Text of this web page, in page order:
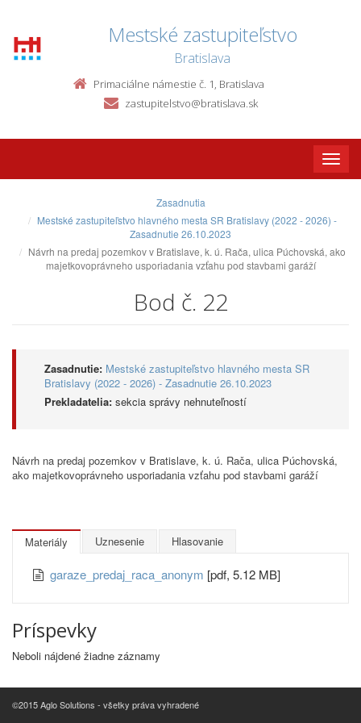
Mestské zastupiteľstvo
Bratislava
Primaciálne námestie č. 1, Bratislava
zastupitelstvo@bratislava.sk
Toggle
Zasadnutia
Mestské zastupiteľstvo hlavného mesta SR Bratislavy (2022 - 2026) -
Zasadnutie 26.10.2023
Návrh na predaj pozemkov v Bratislave, k. ú. Rača, ulica Púchovská, ako
majetkovoprávneho usporiadania vzťahu pod stavbami garáží
Bod č. 22
Zasadnutie: Mestské zastupiteľstvo hlavného mesta SR
Bratislavy (2022 - 2026) - Zasadnutie 26.10.2023
Prekladatelia: sekcia správy nehnuteľností
Návrh na predaj pozemkov v Bratislave, k. ú. Rača, ulica Púchovská,
ako majetkovoprávneho usporiadania vzťahu pod stavbami garáží
Materiály Uznesenie Hlasovanie
garaze_predaj_raca_anonym [pdf, 5.12 MB]
Príspevky
Neboli nájdené žiadne záznamy
©2015 Aglo Solutions - všetky práva vyhradené